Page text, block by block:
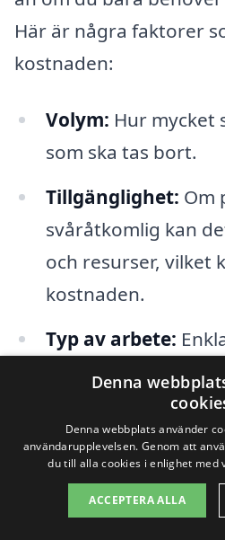
Här är några faktorer
kostnaden:
Volym: Hur mycket
som ska tas bort.
Tillgänglighet: Om
svåråtkomlig kan
och resurser, vilket
kostnaden.
Typ av arbete:
kan kosta mindre,
avancerade tjänster,
rörinspektion, kan
Frekvens:
ibland erbjudas till
Denna
Denna webbplats använder
användarupplevelsen. Genom att
du till alla cookies i enlighet med
ACCEPTERA ALLA